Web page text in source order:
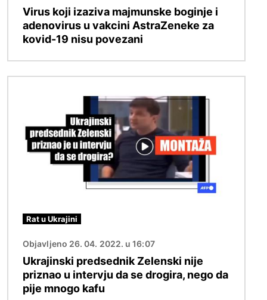
Virus koji izaziva majmunske boginje i
adenovirus u vakcini AstraZeneke za
kovid-19 nisu povezani
Rat u Ukrajini
Objavljeno 26. 04. 2022. u 16:07
Ukrajinski predsednik Zelenski nije
priznao u intervju da se drogira, nego da
pije mnogo kafu